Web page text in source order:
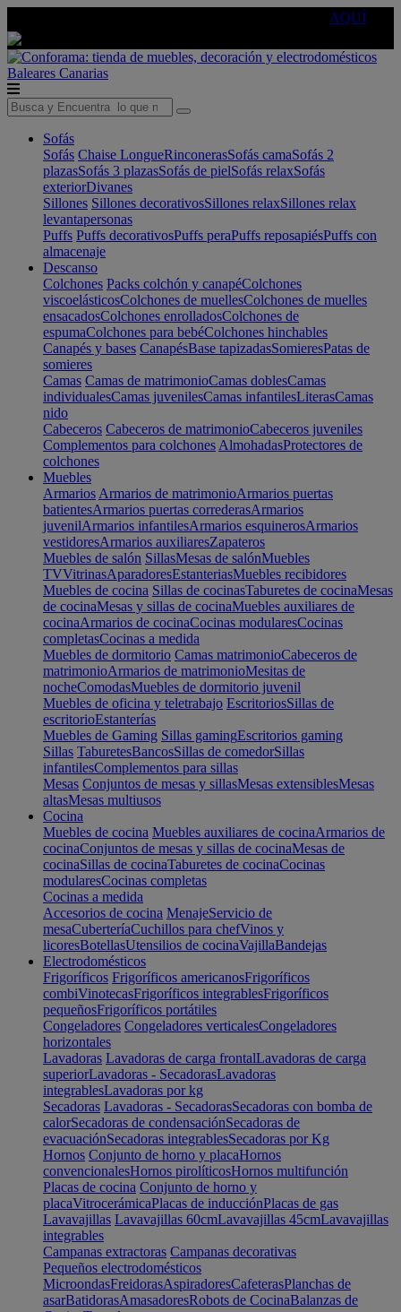
AQUÍ
Baleares Canarias
Sofás
Sofás Chaise LongueRinconerasSofás camaSofás 2
plazasSofás 3 plazasSofás de pielSofás relaxSofás
exteriorDivanes
Sillones Sillones decorativosSillones relaxSillones relax
levantapersonas
Puffs Puffs decorativosPuffs peraPuffs reposapiésPuffs con
almacenaje
Descanso
Colchones Packs colchón y canapéColchones
viscoelásticosColchones de muellesColchones de muelles
ensacadosColchones enrolladosColchones de
espumaColchones para bebéColchones hinchables
Canapés y bases CanapésBase tapizadasSomieresPatas de
somieres
Camas Camas de matrimonioCamas doblesCamas
individualesCamas juvenilesCamas infantilesLiterasCamas
nido
Cabeceros Cabeceros de matrimonioCabeceros juveniles
Complementos para colchones AlmohadasProtectores de
colchones
Muebles
Armarios Armarios de matrimonioArmarios puertas
batientesArmarios puertas correderasArmarios
juvenilArmarios infantilesArmarios esquinerosArmarios
vestidoresArmarios auxiliaresZapateros
Muebles de salón SillasMesas de salónMuebles
TVVitrinasAparadoresEstanteriasMuebles recibidores
Muebles de cocina Sillas de cocinasTaburetes de cocinaMesas
de cocinaMesas y sillas de cocinaMuebles auxiliares de
cocinaArmarios de cocinaCocinas modularesCocinas
completasCocinas a medida
Muebles de dormitorio Camas matrimonioCabeceros de
matrimonioArmarios de matrimonioMesitas de
nocheComodasMuebles de dormitorio juvenil
Muebles de oficina y teletrabajo EscritoriosSillas de
escritorioEstanterías
Muebles de Gaming Sillas gamingEscritorios gaming
Sillas TaburetesBancosSillas de comedorSillas
infantilesComplementos para sillas
Mesas Conjuntos de mesas y sillasMesas extensiblesMesas
altasMesas multiusos
Cocina
Muebles de cocina Muebles auxiliares de cocinaArmarios de
cocinaConjuntos de mesas y sillas de cocinaMesas de
cocinaSillas de cocinaTaburetes de cocinaCocinas
modularesCocinas completas
Cocinas a medida
Accesorios de cocina MenajeServicio de
mesaCuberteríaCuchillos para chefVinos y
licoresBotellasUtensilios de cocinaVajillaBandejas
Electrodomésticos
Frigoríficos Frigoríficos americanosFrigoríficos
combiVinotecasFrigoríficos integrablesFrigoríficos
pequeñosFrigoríficos portátiles
Congeladores Congeladores verticalesCongeladores
horizontales
Lavadoras Lavadoras de carga frontalLavadoras de carga
superiorLavadoras - SecadorasLavadoras
integrablesLavadoras por kg
Secadoras Lavadoras - SecadorasSecadoras con bomba de
calorSecadoras de condensaciónSecadoras de
evacuaciónSecadoras integrablesSecadoras por Kg
Hornos Conjunto de horno y placaHornos
convencionalesHornos pirolíticosHornos multifunción
Placas de cocina Conjunto de horno y
placaVitrocerámicaPlacas de inducciónPlacas de gas
Lavavajillas Lavavajillas 60cmLavavajillas 45cmLavavajillas
integrables
Campanas extractoras Campanas decorativas
Pequeños electrodomésticos
MicroondasFreidorasAspiradoresCafeterasPlanchas de
asarBatidorasAmasadoresRobots de CocinaBalanzas de